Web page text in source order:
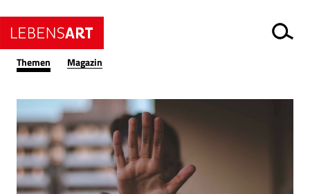
Themen Magazin